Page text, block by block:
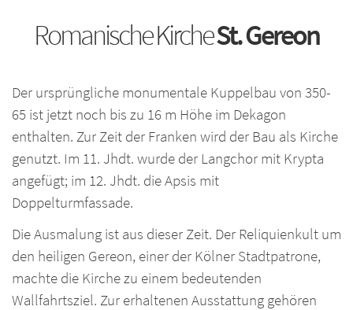
Romanische KircheSt. Gereon
Der ursprüngliche monumentale Kuppelbau von 350-
65 ist jetzt noch bis zu 16 m Höhe im Dekagon
enthalten. Zur Zeit der Franken wird der Bau als Kirche
genutzt. Im 11. Jhdt. wurde der Langchor mit Krypta
angefügt; im 12. Jhdt. die Apsis mit
Doppelturmfassade.
Die Ausmalung ist aus dieser Zeit. Der Reliquienkult um
den heiligen Gereon, einer der Kölner Stadtpatrone,
machte die Kirche zu einem bedeutenden
Wallfahrtsziel. Zur erhaltenen Ausstattung gehören